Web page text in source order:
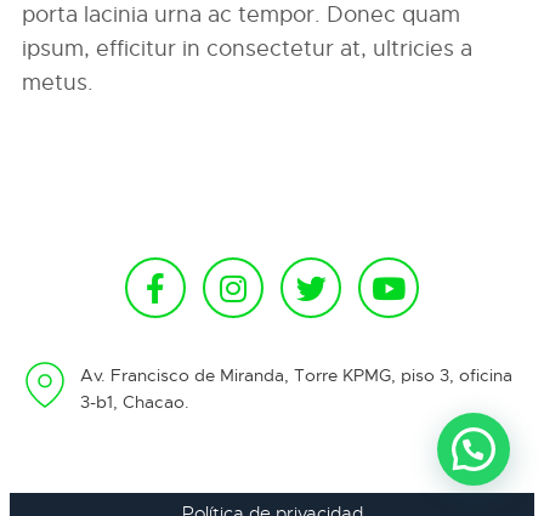
porta lacinia urna ac tempor. Donec quam
ipsum, efficitur in consectetur at, ultricies a
metus.
Av. Francisco de Miranda, Torre KPMG, piso 3, oficina
3-b1, Chacao.